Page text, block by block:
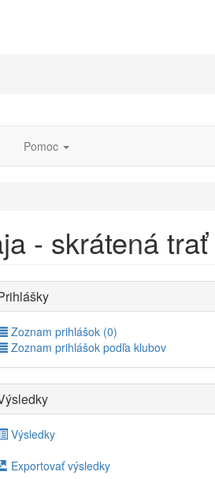
Pomoc
- skrátená trať
Zoznam prihlášok (0)
Zoznam prihlášok podľa klubov
Výsledky
Exportovať výsledky